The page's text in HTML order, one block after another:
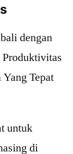
dengan
Tepat
untuk
di